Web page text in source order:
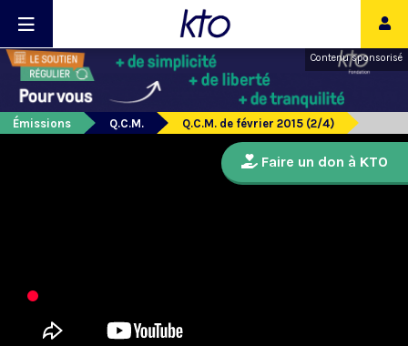
Contenu sponsorisé
Émissions Q.C.M. Q.C.M. de février 2015 (2/4)
Faire un don à KTO